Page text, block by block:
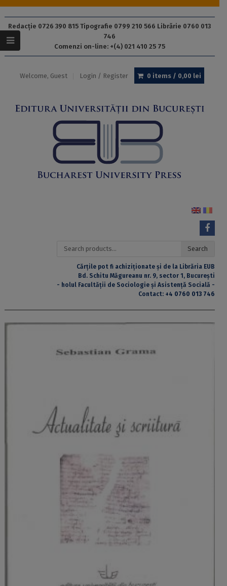
Redacție 0726 390 815 Tipografie 0799 210 566 Librărie 0760 013
746
Comenzi on-line: +(4) 021 410 25 75
Welcome, Guest Login / Register 0 items / 0,00 lei
Search
Search
Cărțile pot fi achiziționate și de la Librăria EUB
Bd. Schitu Măgureanu nr. 9, sector 1, București
- holul Facultății de Sociologie și Asistență Socială -
Contact: +4 0760 013 746